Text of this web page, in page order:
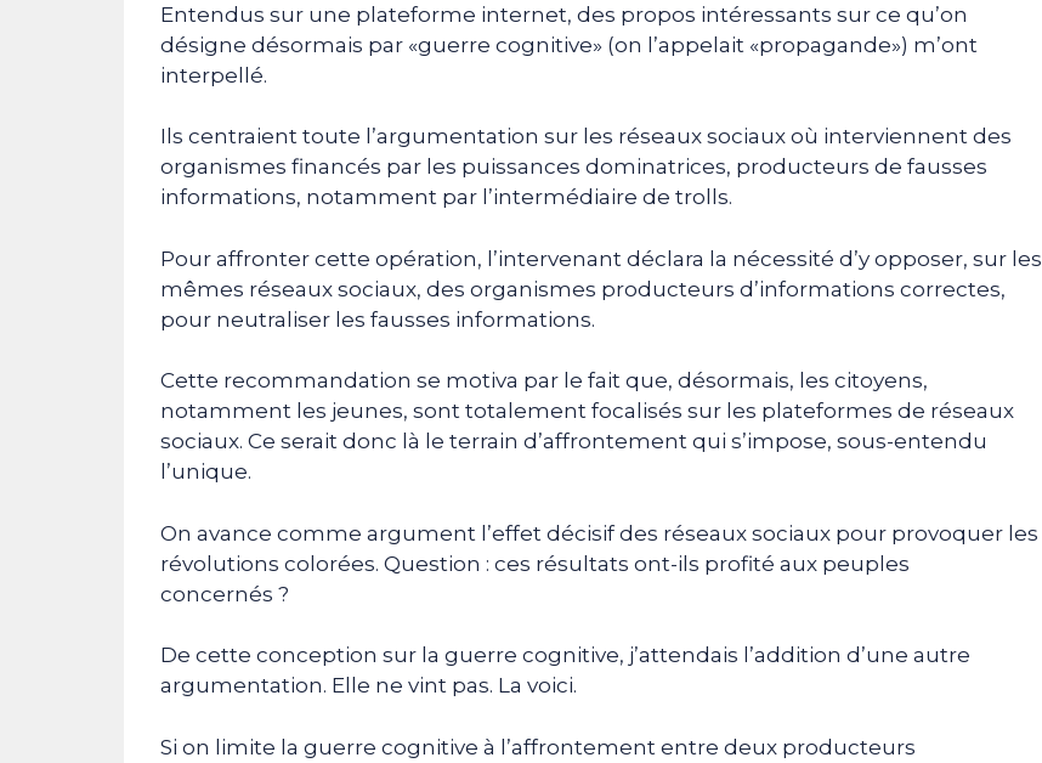
Entendus sur une plateforme internet, des propos intéressants sur ce qu’on
désigne désormais par «guerre cognitive» (on l’appelait «propagande») m’ont
interpellé.
Ils centraient toute l’argumentation sur les réseaux sociaux où interviennent des
organismes financés par les puissances dominatrices, producteurs de fausses
informations, notamment par l’intermédiaire de trolls.
Pour affronter cette opération, l’intervenant déclara la nécessité d’y opposer, sur les
mêmes réseaux sociaux, des organismes producteurs d’informations correctes,
pour neutraliser les fausses informations.
Cette recommandation se motiva par le fait que, désormais, les citoyens,
notamment les jeunes, sont totalement focalisés sur les plateformes de réseaux
sociaux. Ce serait donc là le terrain d’affrontement qui s’impose, sous-entendu
l’unique.
On avance comme argument l’effet décisif des réseaux sociaux pour provoquer les
révolutions colorées. Question : ces résultats ont-ils profité aux peuples
concernés ?
De cette conception sur la guerre cognitive, j’attendais l’addition d’une autre
argumentation. Elle ne vint pas. La voici.
Si on limite la guerre cognitive à l’affrontement entre deux producteurs